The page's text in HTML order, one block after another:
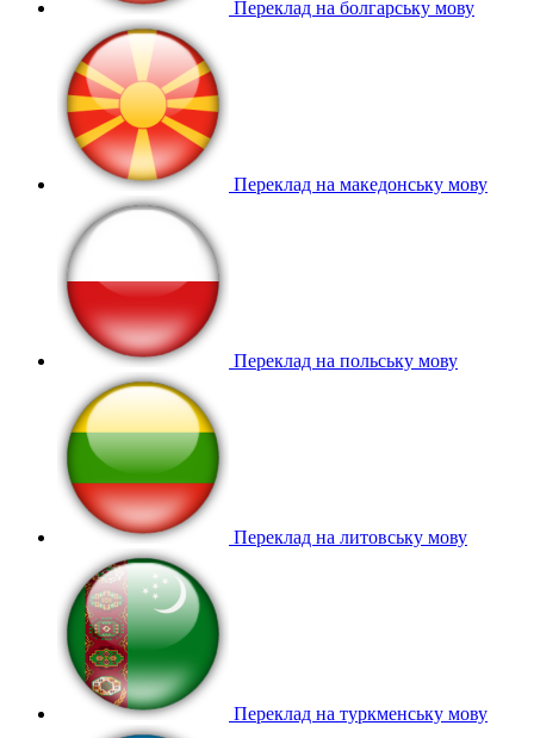
Переклад на болгарську мову
Переклад на македонську мову
Переклад на польську мову
Переклад на литовську мову
Переклад на туркменську мову